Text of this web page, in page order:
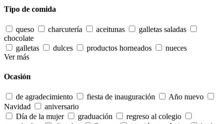
Tipo de comida
queso charcutería aceitunas
galletas saladas
chocolate
galletas
dulces productos horneados
nueces
Ver más
Ocasión
de agradecimiento fiesta de inauguración
Año nuevo
Navidad
aniversario
Día de la mujer
graduación
regreso al colegio